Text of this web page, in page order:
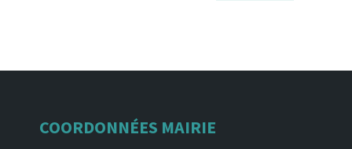
COORDONNÉES MAIRIE